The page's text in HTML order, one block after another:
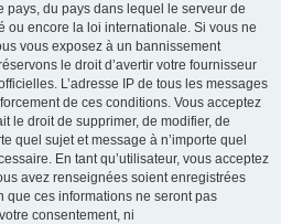
pays, du pays dans lequel le serveur de
ou encore la loi internationale. Si vous ne
vous exposez à un bannissement
le droit d’avertir votre fournisseur
L’adresse IP de tous les messages
de ces conditions. Vous acceptez
le droit de supprimer, de modifier, de
quel sujet et message à n’importe quel
En tant qu’utilisateur, vous acceptez
avez renseignées soient enregistrées
que ces informations ne seront pas
consentement, ni